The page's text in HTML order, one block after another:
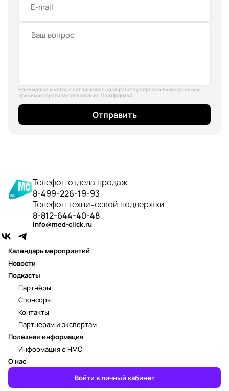
E-mail
Нажимая на кнопку, я соглашаюсь на обработку персональных данных и
принимаю правила пользования Платформой
Отправить
Телефон отдела продаж
8-499-226-19-93
Телефон технической поддержки
8-812-644-40-48
info@med-click.ru
Календарь мероприятий
Новости
Подкасты
Полезная информация
Информация о НМО
О нас
Партнёры
Спонсоры
Контакты
Партнерам и экспертам
Войти в личный кабинет